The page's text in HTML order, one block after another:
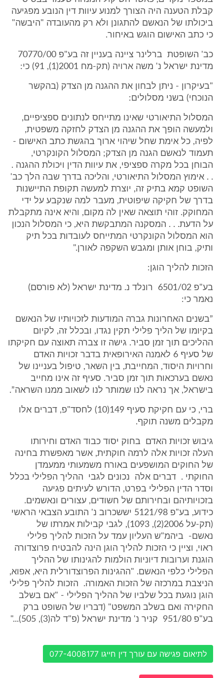
קבלת הטענה היה הצורך למנוע עיוות דין הנובע מפגיעה
ביכולתו של הנאשם להתגונן ולא רק מהעובדה "היבשה"
כי כתב האישום הוגש באיחור.
כב' השופטת ברלינר ציינה בעניין זה בע"פ 70770/00
מדינת ישראל נ' משה ארויה (תק-מח 2001(1), 91) כי:
"בעיקרון - ניתן לבחון את ההגנה מן הצדק (בהקשר
הנוכחי) בשני מסלולים:
המסלול התיאורטי שאינו מתייחס לנתונים ספציפיים,
ולמעשה הופך את ההגנה מן הצדק לחזקה משפטית,
לפיה, כל אימת שחל שיהוי ארוך בהגשת כתב האישום -
תעמוד לנאשם הגנה מן הצדק; המסלול הקונקרטי,
הבוחן בכל מקרה ספציפי, את עיוות הדין ויכולת ההגנה .
. . אימוץ המסלול התיאורטי, והליכה בדרך שבה הלך כב'
השופט קמא בתיק זה, יוצרת למעשה תקופת התיישנות
בדרך של חקיקה שיפוטית, מעבר למה שנקבע על ידי
המחוקק. זוהי תוצאה שאין לה מקום, והיא אינה מתקבלת
על הדעת. . . המסקנה המתבקשת היא, כי המסלול הנכון
הוא המסלול הקונקרטי המתייחס לעובדות בכל תיק
ותיק, בוחן אותן ומגבש השקפה לאורן."
הזכות להליך הוגן:
בע"פ 6501/02 רונלד נ. מדינת ישראל (לא פורסם)
נאמר כי:
”בשנים האחרונות גברה המודעות לזכויותיו של הנאשם
בקיומו של הליך פלילי תקין נגדו, ובכלל זה, לקיום
ההליכים תוך זמן סביר. גישה זו צברה תאוצה עם חקיקתו
של סעיף 6 לאמנה האירופאית בדבר זכויות האדם
וחרויות היסוד, המחייבת, בין השאר, טיפול בעניינו של
נאשם בערכאות תוך זמן סביר. סעיף זה אינו מחייב
בישראל, אך נראה לנו שמותר לנו לשאוב ממנו השראה”.
ברי, כי עם חקיקת סעיף 149(10) לחסד"פ, דברים אלו
מקבלים משנה תוקף.
גיבוש זכויות האדם בחוק יסוד כבוד האדם וחירותו
העלה זכויות אלה לרמה חוקתית, אשר מאפשרת בחינה
של החוקים המושפעים באורח משמעותי ממעמדן
החוקתי . דברים אלה נכונים לגבי ההליך הפלילי בכלל
וסדר הדין הפלילי בפרט, הדורש לעיתים פגיעה
בזכויותיהם ובחירותם של חשודים, עצורים ונאשמים.
כידוע, בע"פ 5121/98 יששכרוב נ' התובע הצבאי הראשי
(תק-על 2006(2), 1093), לגבי קבילות אמרתו של
נאשם- ביהמ"ש העליון עמד על הזכות להליך פלילי
ראוי, וציין כי הזכות להליך הוגן הינה להבטיח פרוצדורה
הוגנת וערובות דיוניות הולמות להגינותו של ההליך
הפלילי כלפי הנאשם. "ההגינות הפרוצדורלית היא, אפוא,
הניצבת במרכזה של הזכות האמורה. הזכות להליך פלילי
הוגן נוגעת בכל שלביו של ההליך הפלילי - "אם בשלב
החקירה ואם בשלב המשפט" (דבריו של השופט ברק
בע"פ 951/80 קניר נ' מדינת ישראל (פ"ד לה(3), 505)..."
לתיאום פגישה עם עורך דין חייגו 077-4008177